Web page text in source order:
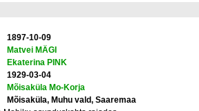
1897-10-09
Matvei MÄGI
Ekaterina PINK
1929-03-04
Mõisaküla Mo-Korja
Mõisaküla, Muhu vald, Saaremaa